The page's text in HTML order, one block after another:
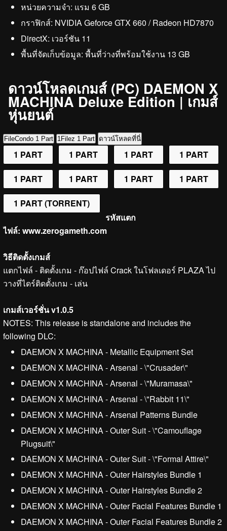
หน่วยความจำ: แรม 6 GB
กราฟิกส์: NVIDIA Geforce GTX 660 / Radeon HD7870
DirectX: เวอร์ชัน 11
พื้นที่จัดเก็บข้อมูล: พื้นที่ว่างที่พร้อมใช้งาน 13 GB
ดาวน์โหลดเกมส์ (PC) DAEMON X
MACHINA Deluxe Edition | เกมส์
หุ่นยนต์
FileCondo 1 Part 1Filez 1 Part ดาวน์โหลดที่นี่
1 PART 1 PART 1 PART 1 PART
1 PART 1 PART 1 PART 1 PART
1 PART (TORRENT)
รหัสแตก
ไฟล์: www.zerogameth.com
วิธีติดตั้งเกมส์
แตกไฟล์ - ติดตั้งเกม - ก๊อปไฟล์ Crack ในโฟลเดอร์ PLAZA ไป
วางที่ไดร์ติดตั้งเกม - เล่น
เกมส์เวอร์ชั่น v1.0.5
NOTES: This release is standalone and includes the
following DLC:
DAEMON X MACHINA - Metallic Equipment Set
DAEMON X MACHINA - Arsenal - \"Crusader\"
DAEMON X MACHINA - Arsenal - \"Muramasa\"
DAEMON X MACHINA - Arsenal - \"Rabbit 11\"
DAEMON X MACHINA - Arsenal Patterns Bundle
DAEMON X MACHINA - Outer Suit - \"Camouflage
Plugsuit\"
DAEMON X MACHINA - Outer Suit - \"Formal Attire\"
DAEMON X MACHINA - Outer Hairstyles Bundle 1
DAEMON X MACHINA - Outer Hairstyles Bundle 2
DAEMON X MACHINA - Outer Facial Features Bundle 1
DAEMON X MACHINA - Outer Facial Features Bundle 2